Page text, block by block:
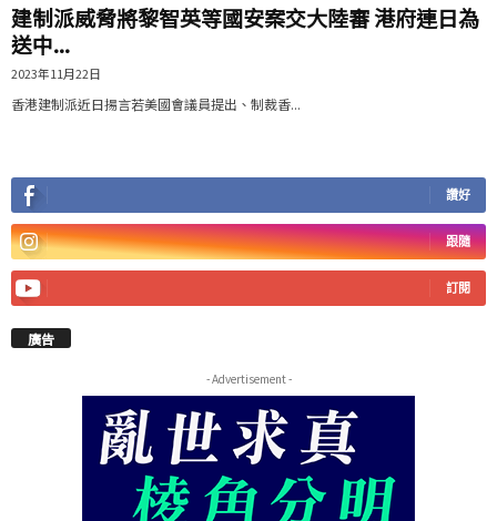
建制派威脅將黎智英等國安案交大陸審 港府連日為
送中...
2023年11月22日
香港建制派近日揚言若美國會議員提出、制裁香...
讚好
跟隨
訂閱
廣告
- Advertisement -